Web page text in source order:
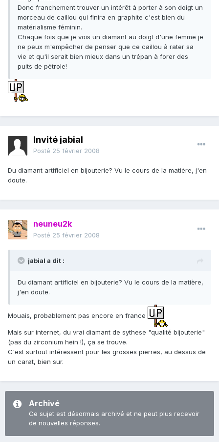
Donc franchement trouver un intérêt à porter à son doigt un
morceau de caillou qui finira en graphite c'est bien du
matérialisme féminin.
Chaque fois que je vois un diamant au doigt d'une femme je
ne peux m'empêcher de penser que ce caillou à rater sa
vie et qu'il serait bien mieux dans un trépan à forer des
puits de pétrole!
Invité jabial
Posté 25 février 2008
Du diamant artificiel en bijouterie? Vu le cours de la matière, j'en
doute.
neuneu2k
Posté 25 février 2008
jabial a dit :
Du diamant artificiel en bijouterie? Vu le cours de la matière,
j'en doute.
Mouais, probablement pas encore en france
Mais sur internet, du vrai diamant de sythese "qualité bijouterie"
(pas du zirconium hein !), ça se trouve.
C'est surtout intéressent pour les grosses pierres, au dessus de
un carat, bien sur.
Archivé
Ce sujet est désormais archivé et ne peut plus recevoir
de nouvelles réponses.